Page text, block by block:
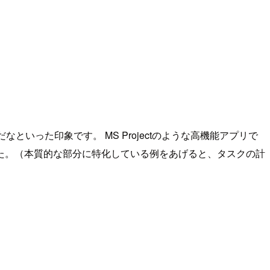
といった印象です。 MS Projectのような高機能アプリで
（本質的な部分に特化している例をあげると、タスクの計